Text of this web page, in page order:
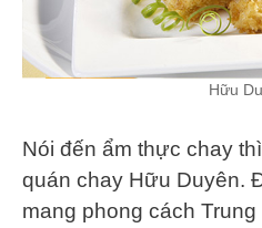
Hữu
Nói đến ẩm thực chay
quán chay Hữu Duyên.
mang phong cách